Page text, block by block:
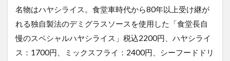
名物はハヤシライス。食堂車時代から80年以上受け継が
れる独自製法のデミグラスソースを使用した「食堂長自
慢のスペシャルハヤシライス」税込2200円、ハヤシライ
ス：1700円、ミックスフライ：2400円、シーフードドリ